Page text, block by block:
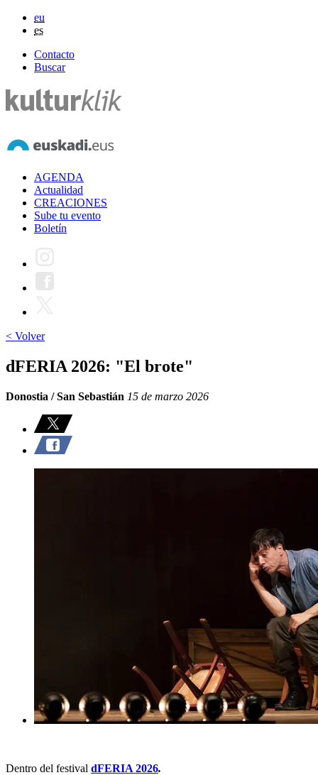
eu
es
Contacto
Buscar
AGENDA
Actualidad
CREACIONES
Sube tu evento
Boletín
< Volver
dFERIA 2026: "El brote"
Donostia / San Sebastián 15 de marzo 2026
Dentro del festival dFERIA 2026.